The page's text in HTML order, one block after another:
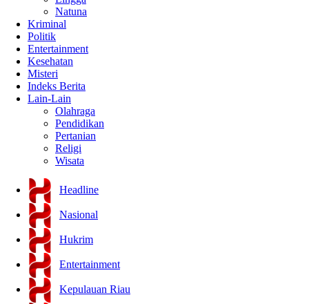
Natuna
Kriminal
Politik
Entertainment
Kesehatan
Misteri
Indeks Berita
Lain-Lain
Olahraga
Pendidikan
Pertanian
Religi
Wisata
Headline
Nasional
Hukrim
Entertainment
Kepulauan Riau